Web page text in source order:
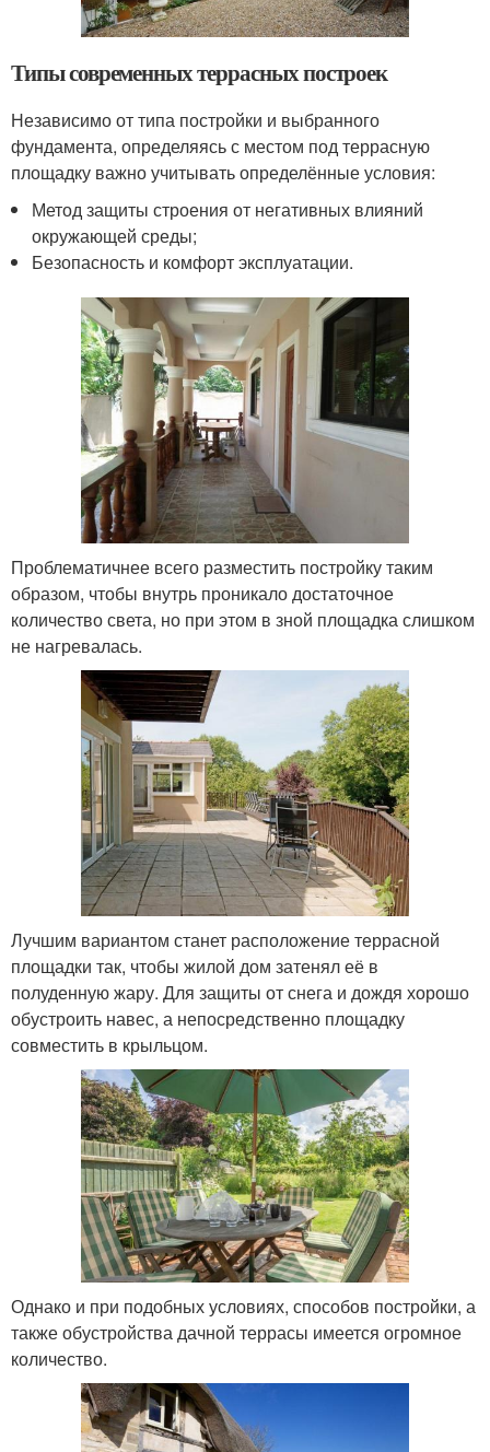
Типы современных террасных построек
Независимо от типа постройки и выбранного
фундамента, определяясь с местом под террасную
площадку важно учитывать определённые условия:
Метод защиты строения от негативных влияний
окружающей среды;
Безопасность и комфорт эксплуатации.
Проблематичнее всего разместить постройку таким
образом, чтобы внутрь проникало достаточное
количество света, но при этом в зной площадка слишком
не нагревалась.
Лучшим вариантом станет расположение террасной
площадки так, чтобы жилой дом затенял её в
полуденную жару. Для защиты от снега и дождя хорошо
обустроить навес, а непосредственно площадку
совместить в крыльцом.
Однако и при подобных условиях, способов постройки, а
также обустройства дачной террасы имеется огромное
количество.